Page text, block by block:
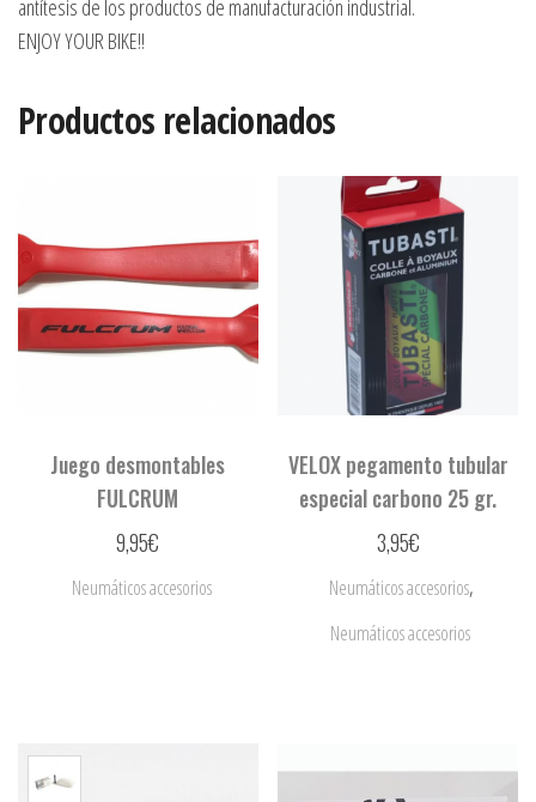
antítesis de los productos de manufacturación industrial.
ENJOY YOUR BIKE!!
Productos relacionados
Juego desmontables
FULCRUM
9,95€
Neumáticos accesorios
VELOX pegamento tubular
especial carbono 25 gr.
3,95€
Neumáticos accesorios,
Neumáticos accesorios